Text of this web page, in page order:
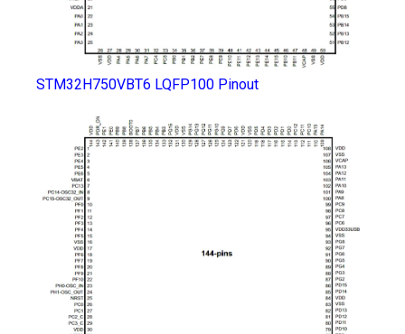
STM32H750VBT6 LQFP100 Pinout